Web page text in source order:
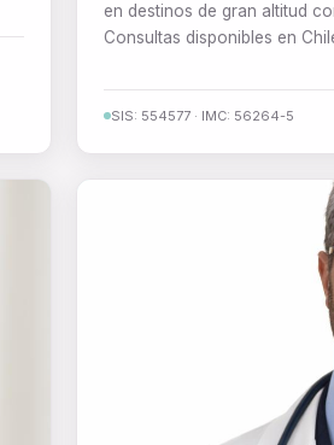
en destinos de gran altitud
Consultas disponibles en
SIS: 554577 · IMC: 56264-5